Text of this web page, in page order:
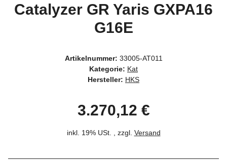
Catalyzer GR Yaris GXPA16
G16E
Artikelnummer: 33005-AT011
Kategorie: Kat
Hersteller: HKS
3.270,12 €
inkl. 19% USt. , zzgl. Versand